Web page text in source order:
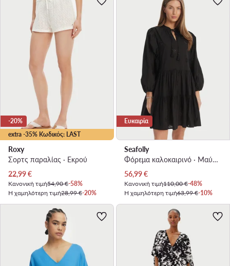
extra -35% Κωδικός: LAST
-20%
Roxy
Σορτς παραλίας · Εκρού
Τρέχουσα τιμή
22,99€
Κανονική τιμή54,90 €-58%
Η χαμηλότερη τιμή28,99 €-20%
Ευκαιρία
Seafolly
Φόρεμα καλοκαιρινό · Μαύρο · Mini
Τρέχουσα τιμή
56,99€
Κανονική τιμή110,00 €-48%
Η χαμηλότερη τιμή63,99 €-10%